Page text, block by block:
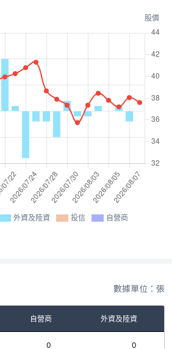
外資及陸資 投信 自營商
數據單位：張
自營商 外資及陸資
0 0